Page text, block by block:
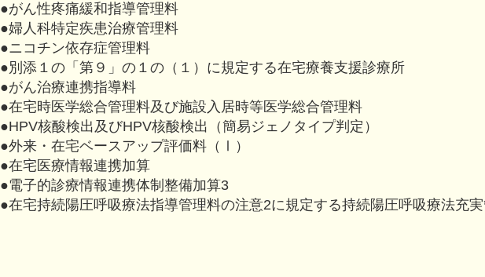
●がん性疼痛緩和指導管理料
●婦人科特定疾患治療管理料
●ニコチン依存症管理料
●別添１の「第９」の１の（１）に規定する在宅療養支援診療所
●がん治療連携指導料
●在宅時医学総合管理料及び施設入居時等医学総合管理料
●HPV核酸検出及びHPV核酸検出（簡易ジェノタイプ判定）
​●外来・在宅ベースアップ評価料（Ⅰ）
​●在宅医療情報連携加算
●電子的診療情報連携体制整備加算3
​●在宅持続陽圧呼吸療法指導管理料の注意2に規定する持続陽圧呼吸療法充